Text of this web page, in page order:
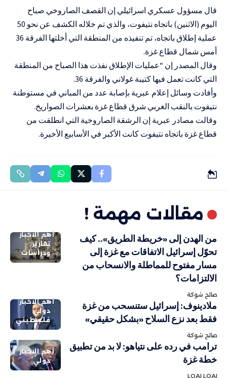
قال مسؤول عسكري اسرائيلي إن القصف الصاروخي صباح
اليوم (الاثنين) باتجاه نتيفوت، والذي تم خلاله الكشف عن نحو 50
عملية إطلاق باتجاه، تم تنفيذه من المنطقة التي أخلتها الفرقة 36
أمس شمال قطاع غزة.
وقال المصدر إن “عمليات الإطلاق نفذت هذا الصباح من المنطقة
التي كانت تعمل فيها كتيبة غولاني والفرقة 36.
وأفادت وسائل إعلام عبرية بإصابة عدد من المباني في مستوطنة
نتيفوت بالنقب الغربي شرق قطاع غزة بعشرات الصواريخ.
وقالت مصادر عبرية إن الرشقة الصاروخية التي انطلقت من
قطاع غزة باتجاه نتيفوت كانت الأكبر في الأسابيع الأخيرة.
مقالات مهمة !
أهم الاخبار
تقارير
ودراسات
من الهدن إلى «خريطة الطريق».. كيف
تحوّل إسرائيل الاتفاقات مع غزة إلى
مسار مفتوح للمماطلة والانسحاب من
الالتزامات؟
صالح شوكة
أهم الاخبار
دولي
فلسطيني
ملادينوف: إسرائيل ستنسحب من غزة
فقط بعد نزع السلاح «بشكل حقيقي»
صالح شوكة
أهم الاخبار
دولي
ترامب في رده على نتياهو: لا بد من تطبيق
خطة غزة
LOAI LOAI